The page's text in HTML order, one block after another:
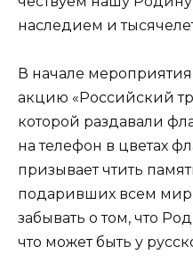
наследием и
В начале
акцию «Российский
которой раздавали
на телефон в цветах
призывает чтить
подаривших всем мир
забывать о том, что
что может быть у